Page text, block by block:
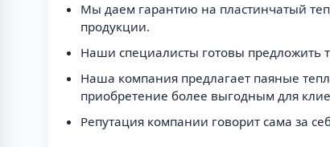
Мы даем гарантию на пластинчатый
продукции.
Наши специалисты готовы предложить
Наша компания предлагает паяные
приобретение более выгодным для
Репутация компании говорит сама за